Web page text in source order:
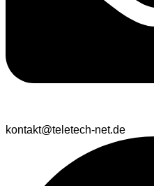
kontakt@teletech-net.de